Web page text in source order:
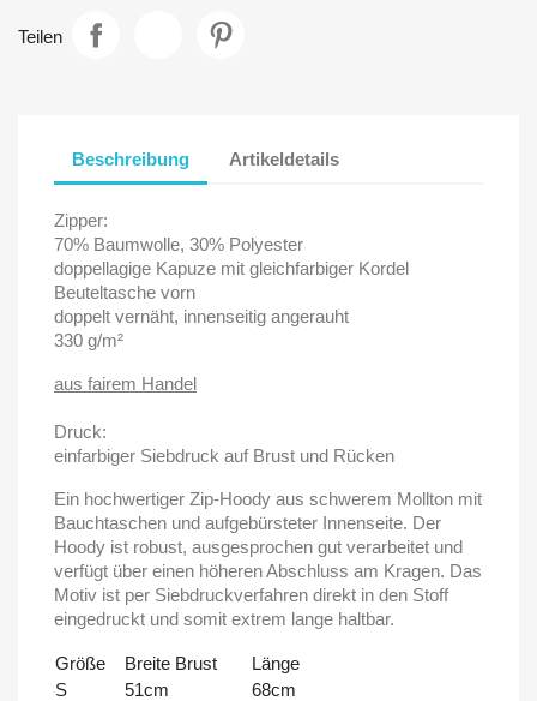
Teilen
Beschreibung Artikeldetails
Zipper:
70% Baumwolle, 30% Polyester
doppellagige Kapuze mit gleichfarbiger Kordel
Beuteltasche vorn
doppelt vernäht, innenseitig angerauht
330 g/m²
aus fairem Handel
Druck:
einfarbiger Siebdruck auf Brust und Rücken
Ein hochwertiger Zip-Hoody aus schwerem Mollton mit
Bauchtaschen und aufgebürsteter Innenseite. Der
Hoody ist robust, ausgesprochen gut verarbeitet und
verfügt über einen höheren Abschluss am Kragen. Das
Motiv ist per Siebdruckverfahren direkt in den Stoff
eingedruckt und somit extrem lange haltbar.
Größe Breite Brust
Länge
S
51cm
68cm